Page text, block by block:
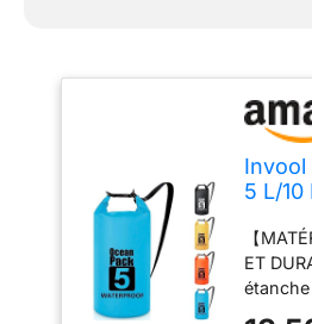
vous
plus
dos,
mains
【
À
mettre
dans
rouler
Invool
5 L/
【
ET